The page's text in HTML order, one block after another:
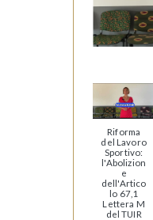
Riforma
del Lavoro
Sportivo:
l'Abolizion
e
dell'Artico
lo 67,1
Lettera M
del TUIR